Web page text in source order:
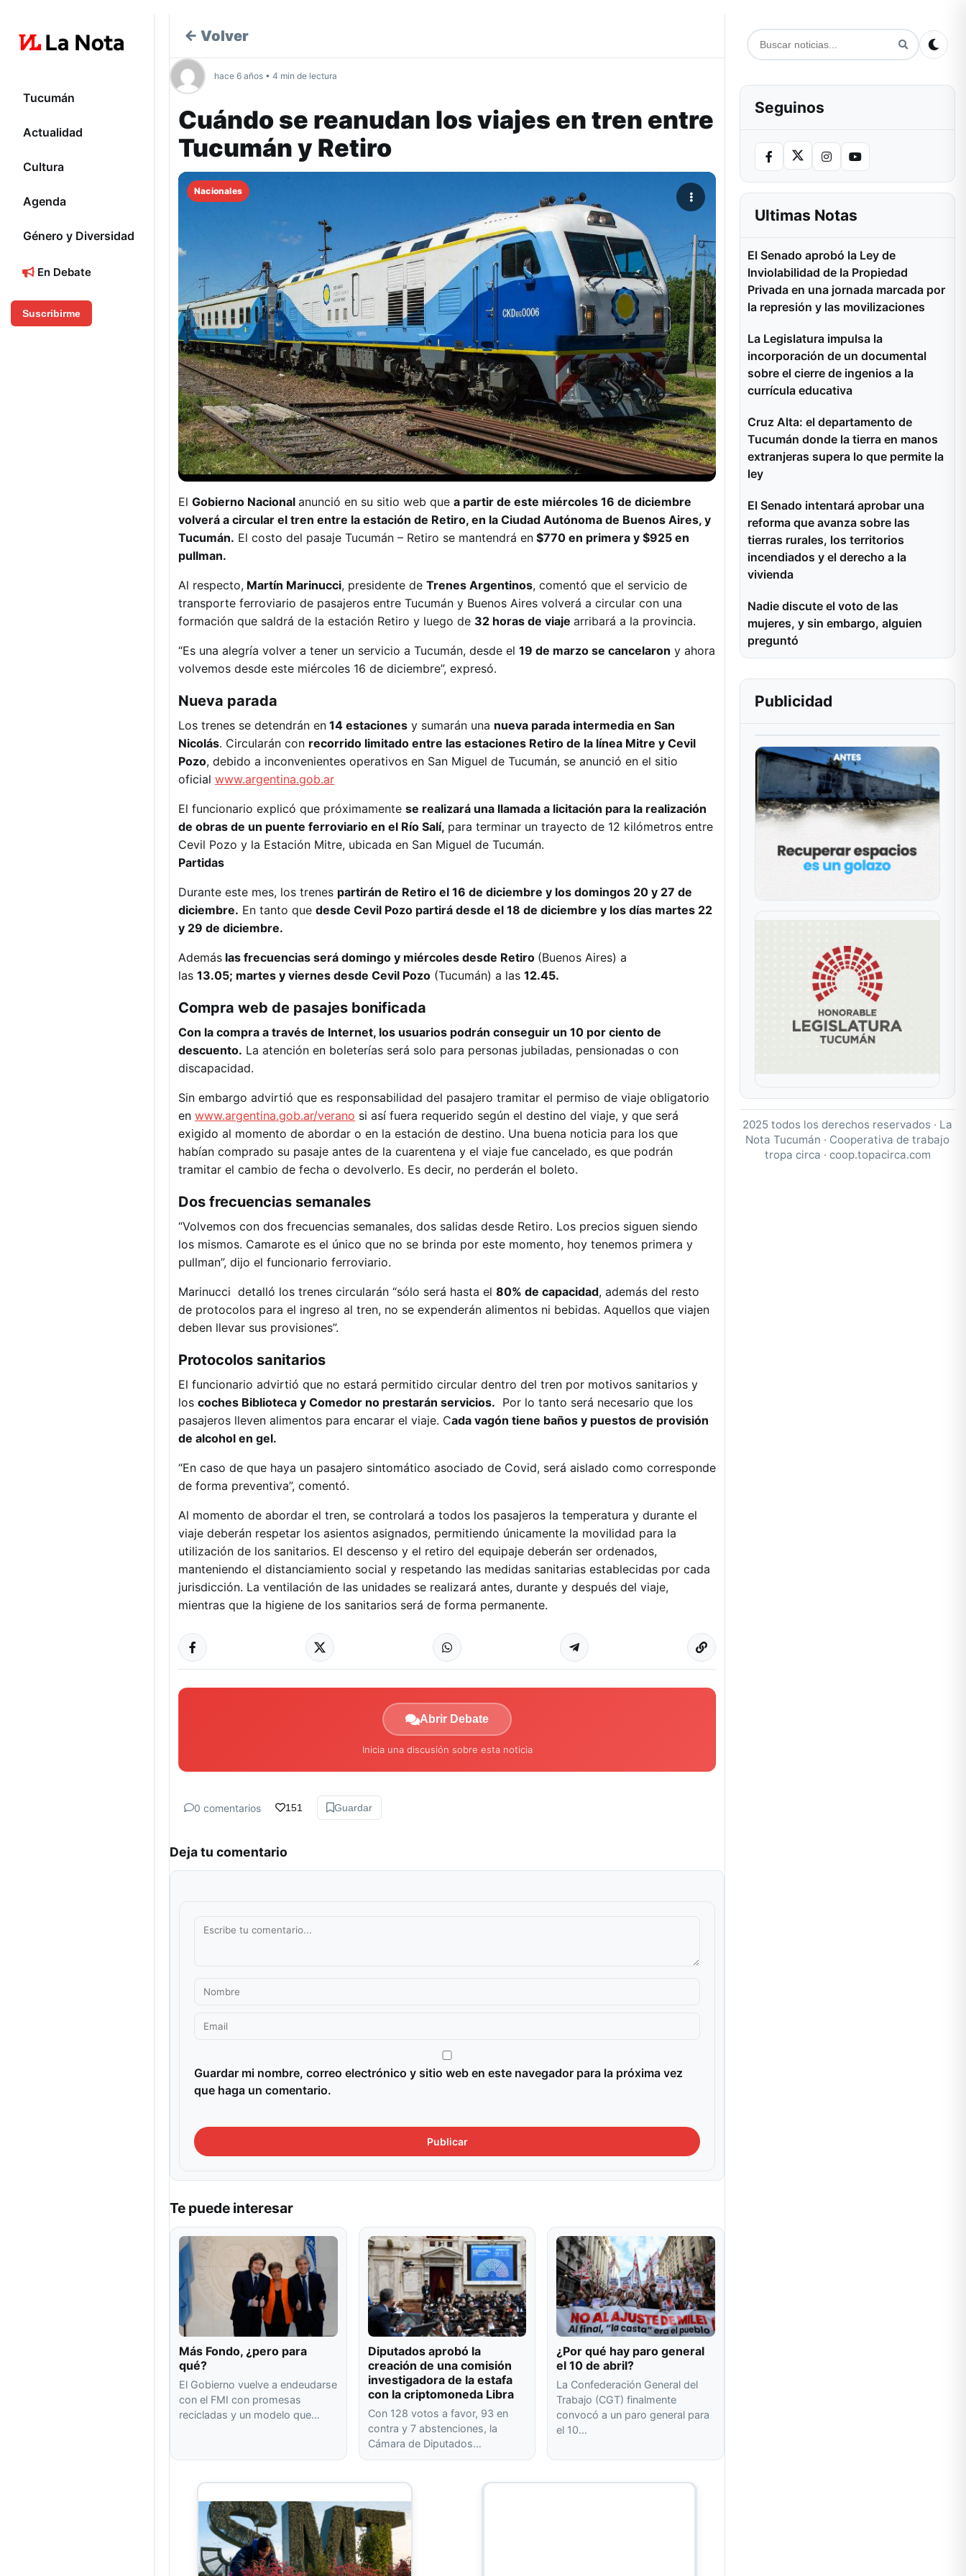
Tucumán
Actualidad
Cultura
Agenda
Género y Diversidad
En Debate
Suscribirme
← Volver
hace 6 años • 4 min de lectura
Cuándo se reanudan los viajes en tren entre
Tucumán y Retiro
Nacionales
El Gobierno Nacional anunció en su sitio web que a partir de este miércoles 16 de diciembre
volverá a circular el tren entre la estación de Retiro, en la Ciudad Autónoma de Buenos Aires, y
Tucumán. El costo del pasaje Tucumán – Retiro se mantendrá en $770 en primera y $925 en
pullman.
Al respecto, Martín Marinucci, presidente de Trenes Argentinos, comentó que el servicio de
transporte ferroviario de pasajeros entre Tucumán y Buenos Aires volverá a circular con una
formación que saldrá de la estación Retiro y luego de 32 horas de viaje arribará a la provincia.
“Es una alegría volver a tener un servicio a Tucumán, desde el 19 de marzo se cancelaron y ahora
volvemos desde este miércoles 16 de diciembre”, expresó.
Nueva parada
Los trenes se detendrán en 14 estaciones y sumarán una nueva parada intermedia en San
Nicolás. Circularán con recorrido limitado entre las estaciones Retiro de la línea Mitre y Cevil
Pozo, debido a inconvenientes operativos en San Miguel de Tucumán, se anunció en el sitio
oficial www.argentina.gob.ar
El funcionario explicó que próximamente se realizará una llamada a licitación para la realización
de obras de un puente ferroviario en el Río Salí, para terminar un trayecto de 12 kilómetros entre
Cevil Pozo y la Estación Mitre, ubicada en San Miguel de Tucumán.
Partidas
Durante este mes, los trenes partirán de Retiro el 16 de diciembre y los domingos 20 y 27 de
diciembre. En tanto que desde Cevil Pozo partirá desde el 18 de diciembre y los días martes 22
y 29 de diciembre.
Además las frecuencias será domingo y miércoles desde Retiro (Buenos Aires) a
las 13.05; martes y viernes desde Cevil Pozo (Tucumán) a las 12.45.
Compra web de pasajes bonificada
Con la compra a través de Internet, los usuarios podrán conseguir un 10 por ciento de
descuento. La atención en boleterías será solo para personas jubiladas, pensionadas o con
discapacidad.
Sin embargo advirtió que es responsabilidad del pasajero tramitar el permiso de viaje obligatorio
en www.argentina.gob.ar/verano si así fuera requerido según el destino del viaje, y que será
exigido al momento de abordar o en la estación de destino. Una buena noticia para los que
habían comprado su pasaje antes de la cuarentena y el viaje fue cancelado, es que podrán
tramitar el cambio de fecha o devolverlo. Es decir, no perderán el boleto.
Dos frecuencias semanales
“Volvemos con dos frecuencias semanales, dos salidas desde Retiro. Los precios siguen siendo
los mismos. Camarote es el único que no se brinda por este momento, hoy tenemos primera y
pullman”, dijo el funcionario ferroviario.
Marinucci detalló los trenes circularán “sólo será hasta el 80% de capacidad, además del resto
de protocolos para el ingreso al tren, no se expenderán alimentos ni bebidas. Aquellos que viajen
deben llevar sus provisiones”.
Protocolos sanitarios
El funcionario advirtió que no estará permitido circular dentro del tren por motivos sanitarios y
los coches Biblioteca y Comedor no prestarán servicios. Por lo tanto será necesario que los
pasajeros lleven alimentos para encarar el viaje. Cada vagón tiene baños y puestos de provisión
de alcohol en gel.
“En caso de que haya un pasajero sintomático asociado de Covid, será aislado como corresponde
de forma preventiva”, comentó.
Al momento de abordar el tren, se controlará a todos los pasajeros la temperatura y durante el
viaje deberán respetar los asientos asignados, permitiendo únicamente la movilidad para la
utilización de los sanitarios. El descenso y el retiro del equipaje deberán ser ordenados,
manteniendo el distanciamiento social y respetando las medidas sanitarias establecidas por cada
jurisdicción. La ventilación de las unidades se realizará antes, durante y después del viaje,
mientras que la higiene de los sanitarios será de forma permanente.
Abrir Debate
Inicia una discusión sobre esta noticia
0 comentarios 151 Guardar
Deja tu comentario
Guardar mi nombre, correo electrónico y sitio web en este navegador para la próxima vez
que haga un comentario.
Te puede interesar
Más Fondo, ¿pero para
qué?
El Gobierno vuelve a endeudarse
con el FMI con promesas
recicladas y un modelo que…
Diputados aprobó la
creación de una comisión
investigadora de la estafa
con la criptomoneda Libra
Con 128 votos a favor, 93 en
contra y 7 abstenciones, la
Cámara de Diputados…
¿Por qué hay paro general
el 10 de abril?
La Confederación General del
Trabajo (CGT) finalmente
convocó a un paro general para
el 10…
Seguinos
Ultimas Notas
El Senado aprobó la Ley de
Inviolabilidad de la Propiedad
Privada en una jornada marcada por
la represión y las movilizaciones
La Legislatura impulsa la
incorporación de un documental
sobre el cierre de ingenios a la
currícula educativa
Cruz Alta: el departamento de
Tucumán donde la tierra en manos
extranjeras supera lo que permite la
ley
El Senado intentará aprobar una
reforma que avanza sobre las
tierras rurales, los territorios
incendiados y el derecho a la
vivienda
Nadie discute el voto de las
mujeres, y sin embargo, alguien
preguntó
Publicidad
2025 todos los derechos reservados · La
Nota Tucumán · Cooperativa de trabajo
tropa circa · coop.topacirca.com